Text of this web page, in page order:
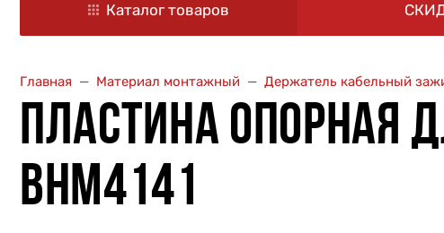
Каталог товаров
Главная Материал монтажный Держатель кабельный
ПЛАСТИНА ОПОРНАЯ
BHM4141